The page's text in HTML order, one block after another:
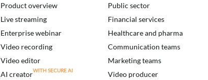
Product overview
Live streaming
Enterprise webinar
Video recording
Video editor
AI creator
Public sector
Financial services
Healthcare and pharma
Communication teams
Marketing teams
Video producer